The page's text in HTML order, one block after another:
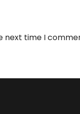
next time I